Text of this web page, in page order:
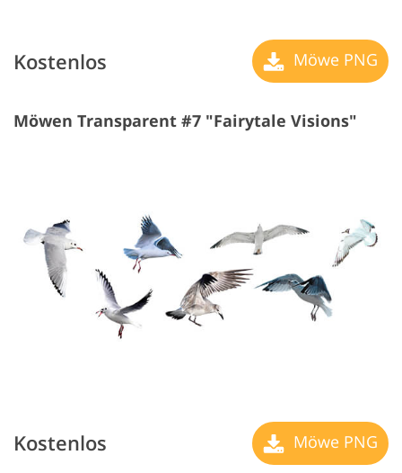
Kostenlos Möwe PNG
Möwen Transparent #7 "Fairytale Visions"
Kostenlos Möwe PNG